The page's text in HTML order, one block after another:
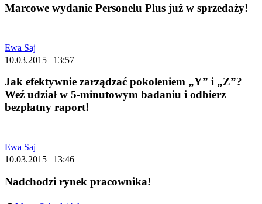
Marcowe wydanie Personelu Plus już w sprzedaży!
Ewa Saj
10.03.2015 | 13:57
Jak efektywnie zarządzać pokoleniem „Y” i „Z”?
Weź udział w 5-minutowym badaniu i odbierz
bezpłatny raport!
Ewa Saj
10.03.2015 | 13:46
Nadchodzi rynek pracownika!